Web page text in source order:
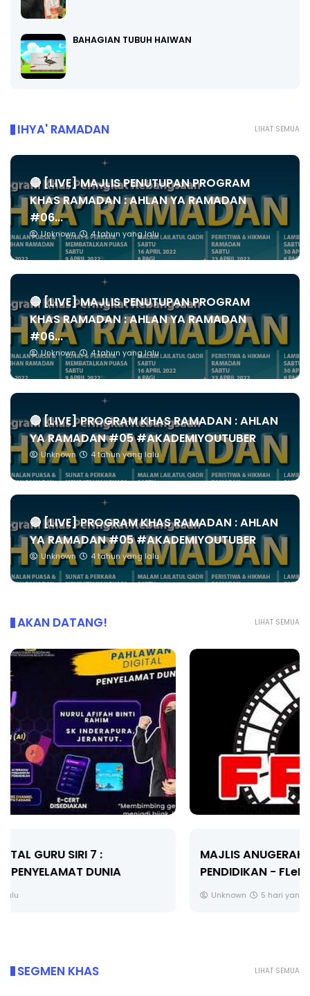
BAHAGIAN TUBUH HAIWAN
LIHAT SEMUA
IHYA' RAMADAN
🔴 [LIVE] MAJLIS PENUTUPAN PROGRAM
KHAS RAMADAN : AHLAN YA RAMADAN
#06...
Unknown 4 tahun yang lalu
🔴 [LIVE] MAJLIS PENUTUPAN PROGRAM
KHAS RAMADAN : AHLAN YA RAMADAN
#06...
Unknown 4 tahun yang lalu
🔴 [LIVE] PROGRAM KHAS RAMADAN : AHLAN
YA RAMADAN #05 #AKADEMIYOUTUBER
Unknown 4 tahun yang lalu
🔴 [LIVE] PROGRAM KHAS RAMADAN : AHLAN
YA RAMADAN #05 #AKADEMIYOUTUBER
Unknown 4 tahun yang lalu
LIHAT SEMUA
AKAN DATANG!
MAJLIS ANUGERAH FFK (FESTIVAL LENSA
PENDIDIKAN - FLeP) 2026
LIHAT SEMUA
SEGMEN KHAS